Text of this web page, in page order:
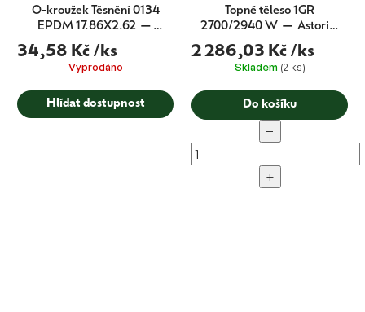
O-kroužek Těsnění 0134
EPDM 17.86X2.62 —
Astoria + Wega (CMA
originál)
34,58 Kč /ks
Vyprodáno
Hlídat dostupnost
Topné těleso 1GR
2700/2940 W — Astoria,
Wega (CMA originál)
2 286,03 Kč /ks
Skladem (2 ks)
Do košíku
−
+